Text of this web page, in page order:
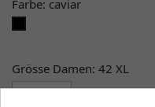
Farbe: caviar
Grösse Damen: 42 XL